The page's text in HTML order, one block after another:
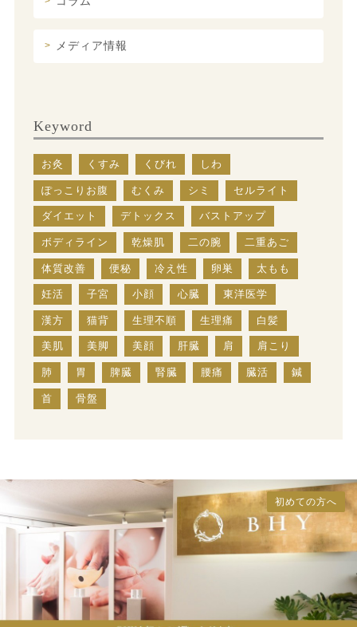
メディア情報
Keyword
お灸 くすみ くびれ しわ
ぽっこりお腹 むくみ シミ セルライト
ダイエット デトックス バストアップ
ボディライン 乾燥肌 二の腕 二重あご
体質改善 便秘 冷え性 卵巣 太もも
妊活 子宮 小顔 心臓 東洋医学
漢方 猫背 生理不順 生理痛 白髪
美肌 美脚 美顔 肝臓 肩 肩こり
肺 胃 脾臓 腎臓 腰痛 臓活 鍼
首 骨盤
初めての方へ